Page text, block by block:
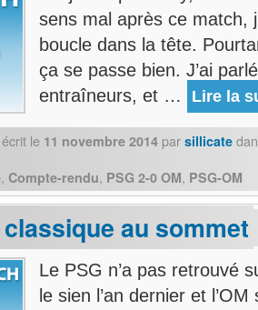
sens mal après ce match,
boucle dans la tête.
ça se passe bien. J’ai
entraîneurs, et …
Lire la
le 11 novembre 2014 par sillicate
, Compte-rendu, PSG 2-0 OM, PSG-OM
classique au sommet
Le PSG n’a pas retrouvé
le sien l’an dernier et